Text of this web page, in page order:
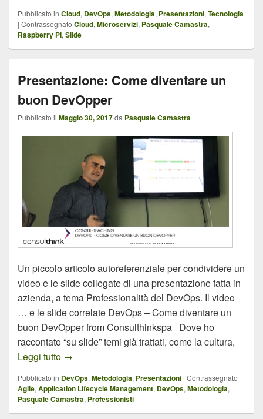
Pubblicato in Cloud, DevOps,Metodologia, Presentazioni,Tecnologia
| Contrassegnato Cloud,Microservizi, Pasquale Camastra,
Raspberry PI,Slide
Presentazione: Come diventare un
buon DevOpper
Pubblicato il Maggio 30, 2017da Pasquale Camastra
Un piccolo articolo autoreferenziale per condividere un
video e le slide collegate di una presentazione fatta in
azienda, a tema Professionalità del DevOps. Il video
… e le slide correlate DevOps – Come diventare un
buon DevOpper from Consulthinkspa Dove ho
raccontato “su slide” temi già trattati, come la cultura,
Leggi tutto Presentazione: Come diventare un buon
→
Pubblicato in DevOps,Metodologia, Presentazioni | Contrassegnato
Agile,Application Lifecycle Management, DevOps,Metodologia,
Pasquale Camastra, Professionisti